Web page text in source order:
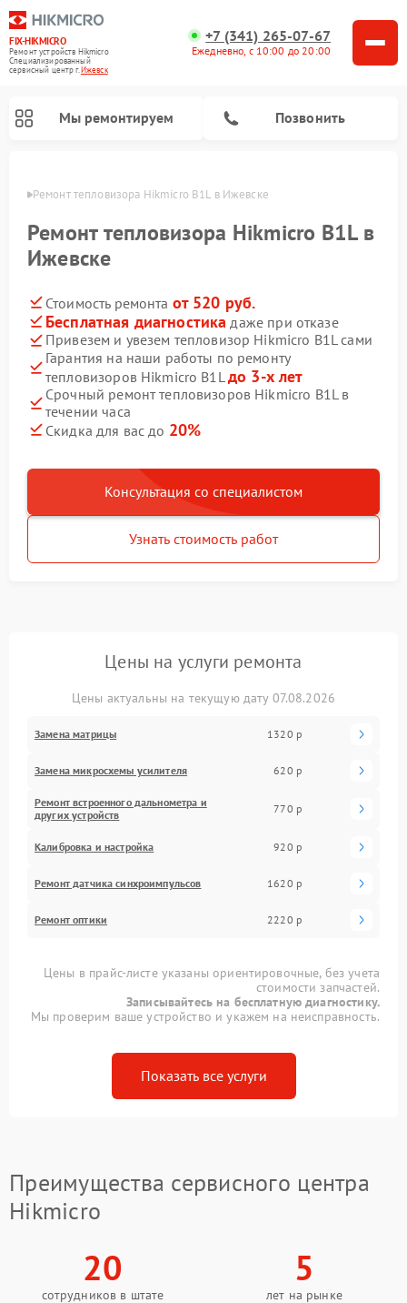
FIX-HIKMICRO
Ремонт устройств Hikmicro
Специализированный
cервисный центр г.Ижевск
+7 (341) 265-07-67
Ежедневно, с 10:00 до 20:00
Мы ремонтируем Позвонить
Ремонт тепловизора Hikmicro B1L в Ижевске
Ремонт тепловизора Hikmicro B1L в
Ижевске
Стоимость ремонта от 520 руб.
Бесплатная диагностика даже при отказе
Привезем и увезем тепловизор Hikmicro B1L сами
Гарантия на наши работы по ремонту
тепловизоров Hikmicro B1L до 3-х лет
Срочный ремонт тепловизоров Hikmicro B1L в
течении часа
Скидка для вас до 20%
Консультация со специалистом
Узнать стоимость работ
Цены на услуги ремонта
Цены актуальны на текущую дату 07.08.2026
Замена матрицы 1320 р
Замена микросхемы усилителя 620 р
Ремонт встроенного дальнометра и
других устройств
770 р
Калибровка и настройка 920 р
Ремонт датчика синхроимпульсов 1620 р
Ремонт оптики 2220 р
Цены в прайс-листе указаны ориентировочные, без учета
стоимости запчастей.
Записывайтесь на бесплатную диагностику.
Мы проверим ваше устройство и укажем на неисправность.
Показать все услуги
Преимущества сервисного центра
Hikmicro
20
сотрудников в штате
5
лет на рынке